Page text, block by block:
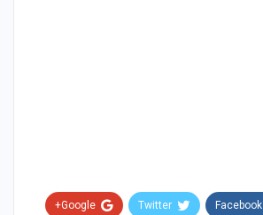
Facebook
Twitter
Google+